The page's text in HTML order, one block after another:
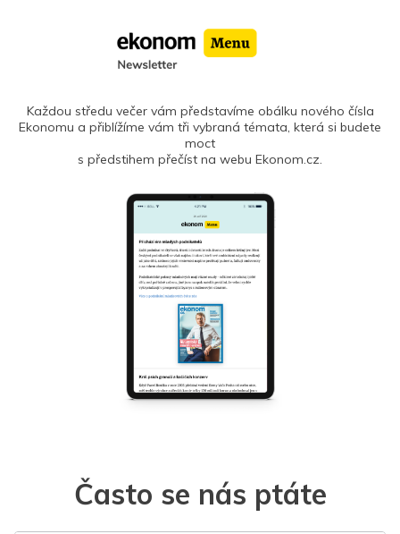
Každou středu večer vám představíme obálku nového čísla
Ekonomu a přiblížíme vám tři vybraná témata, která si budete
moct
s předstihem přečíst na webu Ekonom.cz.
Často se nás ptáte